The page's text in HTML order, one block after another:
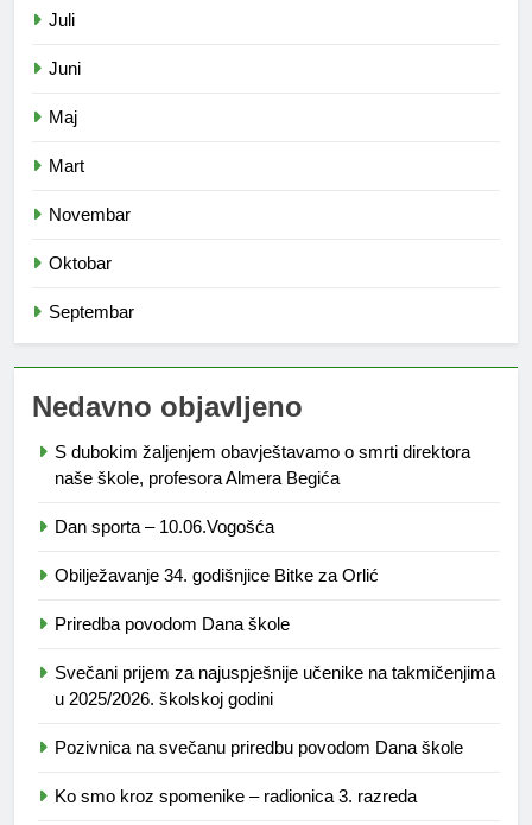
Juli
Juni
Maj
Mart
Novembar
Oktobar
Septembar
Nedavno objavljeno
S dubokim žaljenjem obavještavamo o smrti direktora
naše škole, profesora Almera Begića
Dan sporta – 10.06.Vogošća
Obilježavanje 34. godišnjice Bitke za Orlić
Priredba povodom Dana škole
Svečani prijem za najuspješnije učenike na takmičenjima
u 2025/2026. školskoj godini
Pozivnica na svečanu priredbu povodom Dana škole
Ko smo kroz spomenike – radionica 3. razreda